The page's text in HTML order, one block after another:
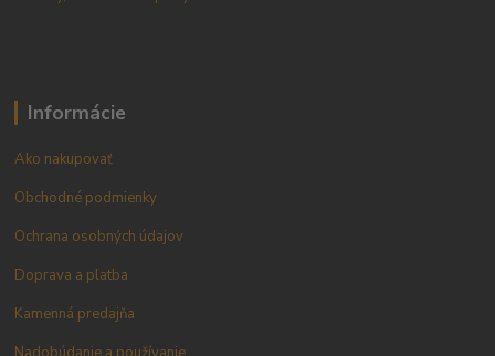
Informácie
Ako nakupovať
Obchodné podmienky
Ochrana osobných údajov
Doprava a platba
Kamenná predajňa